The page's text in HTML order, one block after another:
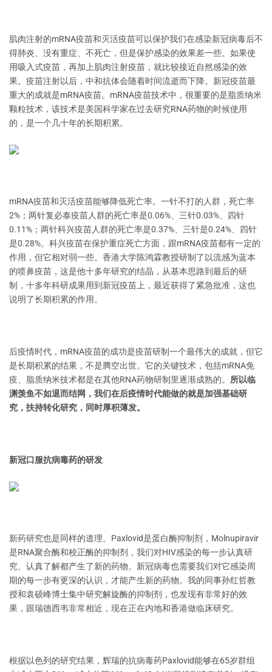
肌肉注射的mRNA疫苗和灭活疫苗可以保护我们在感染新冠病毒后不
得肺炎、没有重症、不死亡，但是保护感染的效果差一些。如果使
用吸入式疫苗，再加上肌肉注射疫苗，就比较接近自然感染的效
果。疫苗注射以后，中和抗体会随着时间流逝而下降。新冠疫苗最
重大的成就是mRNA疫苗。mRNA疫苗技术中，很重要的是脂质纳米
颗粒技术，该技术是美国科学家在过去研究RNA药物的时候使用
的，是一个几十年的长期积累。
mRNA疫苗和灭活疫苗能够降低死亡率。一针不打的人群，死亡率
2%；两针复必泰疫苗人群的死亡率是0.06%、三针0.03%、四针
0.11%；两针科兴疫苗人群的死亡率是0.37%、三针是0.24%、四针
是0.28%。科兴疫苗在保护重症死亡方面，跟mRNA疫苗都有一定的
作用，但它相对弱一些。香港大学陈鸿霖教授研制了以流感为蓝本
的喷鼻疫苗，这是他十多年研究的结晶，从基本思路到最后的研
制，十多年科研成果用到新冠疫苗上，最近获得了紧急批准，这也
说明了长期积累的作用。
后疫情时代，mRNA疫苗的成功是疫苗研制一个最伟大的成就，但它
是长期积累的结果，不是腾空出世。它的关键技术，包括mRNA免
疫、脂质纳米技术都是在其他RNA药物研制里逐渐成熟的。 所以临
渊羡鱼不如退而结网，我们在后疫情时代能做的就是加强基础研
究，扶持转化研究，同时厚积薄发。
新冠口服抗病毒药的研发
新药研究也是同样的道理。Paxlovid是蛋白酶抑制剂，Molnupiravir
是RNA聚合酶和校正酶的抑制剂，我们对HIV感染的每一步认真研
究、认真了解都产生了新的药物。新冠病毒也需要我们对它感染周
期的每一步有更深的认识，才能产生新的药物。我的同事孙红哲教
授和袁硕峰博士集中研究解旋酶的抑制剂，也发现有非常好的效
果，跟瑞德西韦非常相近，现在正在内地和香港做临床研究。
根据以色列的研究结果，辉瑞的抗病毒药Paxlovid能够在65岁群组